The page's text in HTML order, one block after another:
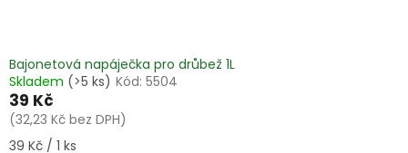
Bajonetová napáječka pro drůbež 1L
Skladem (>5 ks) Kód: 5504
39 Kč
(32,23 Kč bez DPH)
Měrná
39 Kč / 1 ks